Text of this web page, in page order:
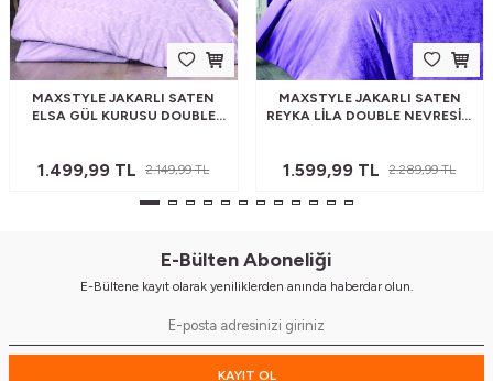
MAXSTYLE JAKARLI SATEN
ELSA GÜL KURUSU DOUBLE
1.499,99 TL 2.149,99TL
MAXSTYLE JAKARLI SATEN
REYKA LILA DOUBLE NEVRESIM
1.599,99 TL 2.289,99TL
E-Bülten Aboneliği
E-Bültene kayıt olarak yeniliklerden anında haberdar olun.
KAYIT OL